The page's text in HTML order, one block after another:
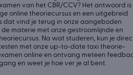
van het CBR/CCV? Het antwoord is
online theoriecursus en een uitgebreid
dat vind je terug in onze aangeboden
materie met onze gestroomlijnde en
Na wat studeren, kun je
met onze up-to-date taxi theorie-
online en ontvang meteen
en weet je hoe ver je al bent.